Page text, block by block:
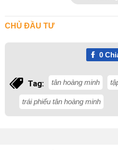
CHỦ ĐẦU TƯ
0
Tag: tân hoàng minh
trái phiếu tân hoàng minh